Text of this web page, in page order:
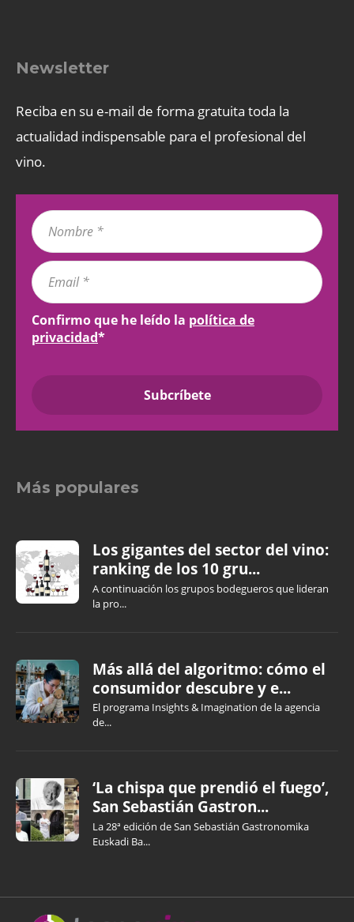
Newsletter
Reciba en su e-mail de forma gratuita toda la
actualidad indispensable para el profesional del
vino.
Confirmo que he leído la política de
privacidad*
Más populares
Los gigantes del sector del vino:
ranking de los 10 gru...
A continuación los grupos bodegueros que lideran
la pro...
Más allá del algoritmo: cómo el
consumidor descubre y e...
El programa Insights & Imagination de la agencia
de...
‘La chispa que prendió el fuego’,
San Sebastián Gastron...
La 28ª edición de San Sebastián Gastronomika
Euskadi Ba...